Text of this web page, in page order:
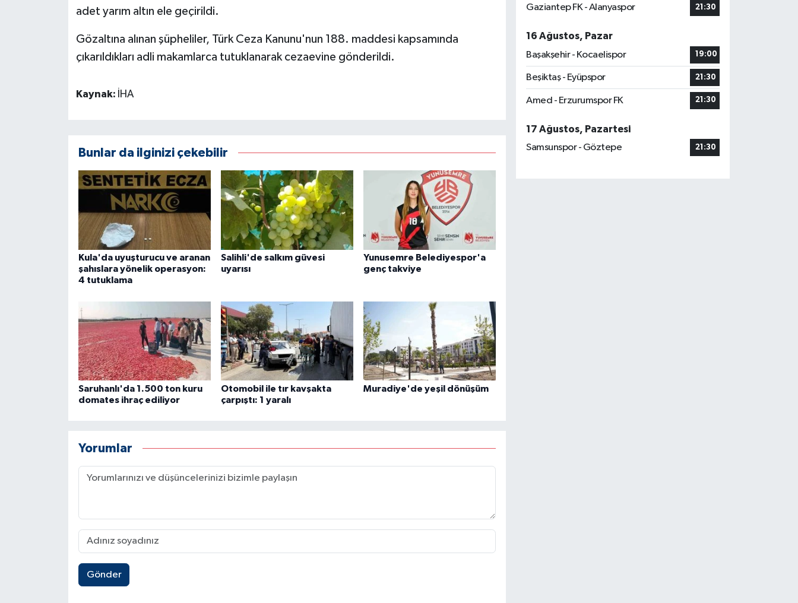
adet yarım altın ele geçirildi.
Gözaltına alınan şüpheliler, Türk Ceza Kanunu'nun 188. maddesi kapsamında
çıkarıldıkları adli makamlarca tutuklanarak cezaevine gönderildi.
Kaynak: İHA
Bunlar da ilginizi çekebilir
Kula'da uyuşturucu ve aranan
şahıslara yönelik operasyon:
4 tutuklama
Salihli'de salkım güvesi
uyarısı
Yunusemre Belediyespor'a
genç takviye
Saruhanlı'da 1.500 ton kuru
domates ihraç ediliyor
Otomobil ile tır kavşakta
çarpıştı: 1 yaralı
Muradiye'de yeşil dönüşüm
Yorumlar
Gönder
Gaziantep FK - Alanyaspor 21:30
16 Ağustos, Pazar
Başakşehir - Kocaelispor
19:00
Beşiktaş - Eyüpspor 21:30
Amed - Erzurumspor FK 21:30
17 Ağustos, Pazartesi
Samsunspor - Göztepe
21:30